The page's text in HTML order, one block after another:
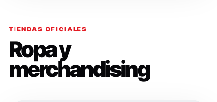
TIENDAS OFICIALES
Ropa y
merchandising